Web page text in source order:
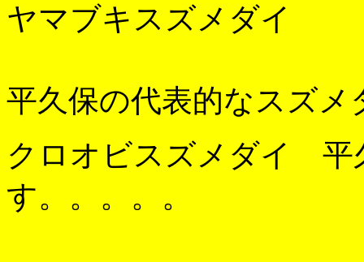
ヤマブキスズメダイ
平久保の代表的なスズメ
クロオビスズメダイ 平
す。。。。。